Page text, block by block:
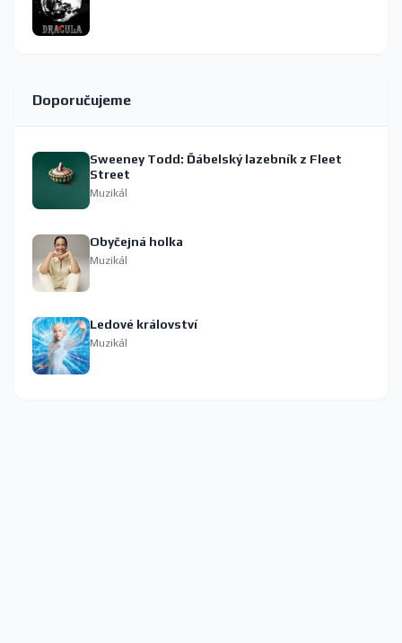
Doporučujeme
Sweeney Todd: Ďábelský lazebník z Fleet
Street
Muzikál
Obyčejná holka
Muzikál
Ledové království
Muzikál